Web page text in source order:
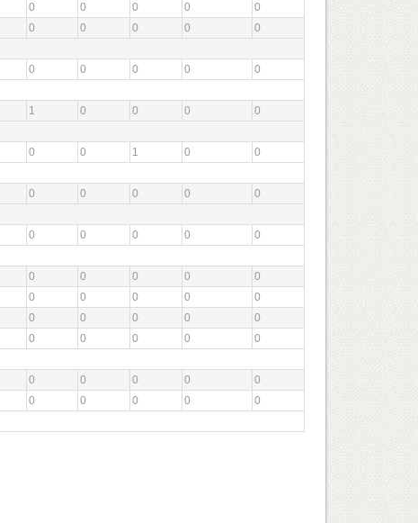
0 0 0 0 0
0 0 0 0
0
0 0 0 0
0
1 0 0 0
0
0 0 1 0
0
0 0 0 0
0
0 0 0 0
0
0 0 0 0
0
0 0 0 0
0
0 0 0 0 0
0 0 0 0
0
0 0 0 0 0
0 0 0 0
0